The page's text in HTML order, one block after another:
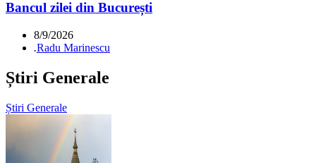
Bancul zilei din București
8/9/2026
.Radu Marinescu
Știri Generale
Știri Generale